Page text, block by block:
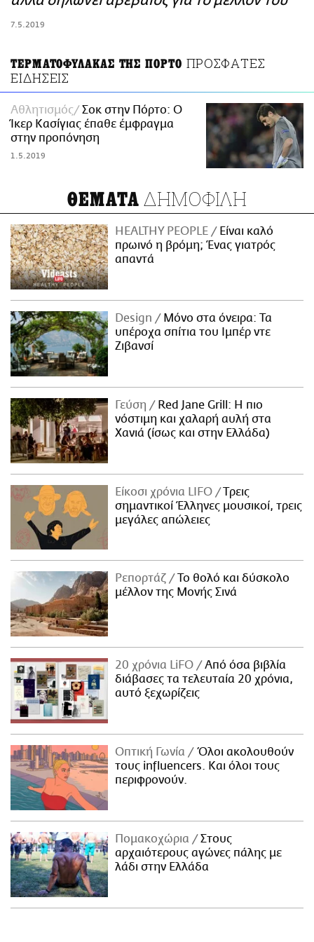
7.5.2019
ΤΕΡΜΑΤΟΦΥΛΑΚΑΣ ΤΗΣ ΠΟΡΤΟ ΠΡΟΣΦΑΤΕΣ
ΕΙΔΗΣΕΙΣ
Αθλητισμός
Σοκ στην Πόρτο: Ο
Ίκερ Κασίγιας έπαθε έμφραγμα
στην προπόνηση
1.5.2019
ΘΕΜΑΤΑ ΔΗΜΟΦΙΛΗ
HEALTHY PEOPLE
Είναι καλό
πρωινό η βρόμη; Ένας γιατρός
απαντά
Design
Μόνο στα όνειρα: Τα
υπέροχα σπίτια του Ιμπέρ ντε
Ζιβανσί
Γεύση
Red Jane Grill: Η πιο
νόστιμη και χαλαρή αυλή στα
Χανιά (ίσως και στην Ελλάδα)
Είκοσι χρόνια LIFO
Tρεις
σημαντικοί Έλληνες μουσικοί, τρεις
μεγάλες απώλειες
Ρεπορτάζ
Το θολό και δύσκολο
μέλλον της Μονής Σινά
20 χρόνια LiFO
Από όσα βιβλία
διάβασες τα τελευταία 20 χρόνια,
αυτό ξεχωρίζεις
Οπτική Γωνία
Όλοι ακολουθούν
τους influencers. Και όλοι τους
περιφρονούν.
Πομακοχώρια
Στους
αρχαιότερους αγώνες πάλης με
λάδι στην Ελλάδα